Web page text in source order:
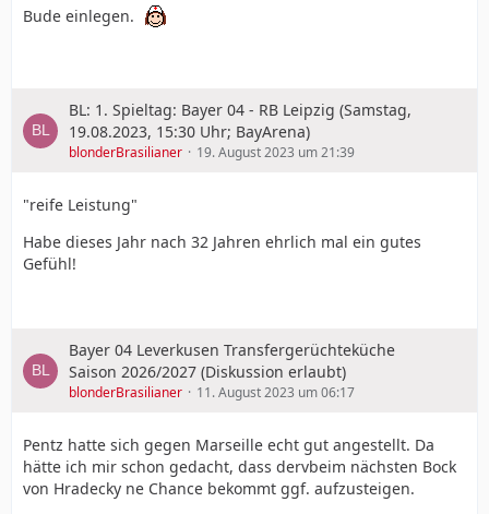
Bude einlegen.
BL: 1. Spieltag: Bayer 04 - RB Leipzig (Samstag,
19.08.2023, 15:30 Uhr; BayArena)
blonderBrasilianer 19. August 2023 um 21:39
"reife Leistung"
Habe dieses Jahr nach 32 Jahren ehrlich mal ein gutes
Gefühl!
Bayer 04 Leverkusen Transfergerüchteküche
Saison 2026/2027 (Diskussion erlaubt)
blonderBrasilianer 11. August 2023 um 06:17
Pentz hatte sich gegen Marseille echt gut angestellt. Da
hätte ich mir schon gedacht, dass dervbeim nächsten Bock
von Hradecky ne Chance bekommt ggf. aufzusteigen.